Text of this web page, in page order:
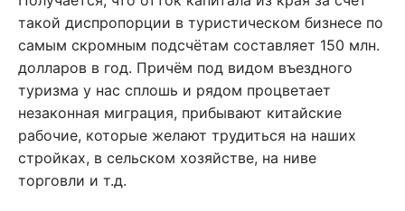
такой диспропорции в туристическом бизнесе по
самым скромным подсчётам составляет 150 млн.
долларов в год. Причём под видом въездного
туризма у нас сплошь и рядом процветает
незаконная миграция, прибывают китайские
рабочие, которые желают трудиться на наших
стройках, в сельском хозяйстве, на ниве
торговли и т.д.